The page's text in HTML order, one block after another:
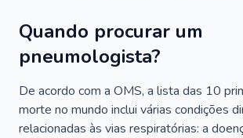
Quando procurar um
pneumologista?
De acordo com a OMS, a lista das 10
morte no mundo inclui várias condições
relacionadas às vias respiratórias: a